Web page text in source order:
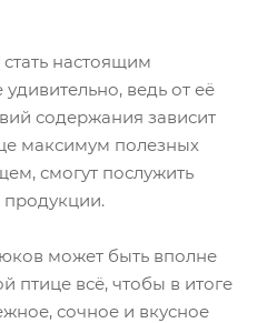
настоящим
ведь от её
содержания зависит
максимум полезных
смогут послужить
продукции.
может быть вполне
птице всё, чтобы в итоге
сочное и вкусное